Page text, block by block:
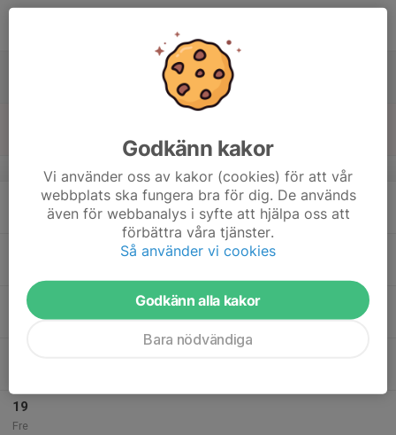
v.38
17
19
Fre
Godkänn kakor
Vi använder oss av kakor (cookies) för att vår
webbplats ska fungera bra för dig. De används
även för webbanalys i syfte att hjälpa oss att
förbättra våra tjänster.
Så använder vi cookies
Godkänn alla kakor
Bara nödvändiga